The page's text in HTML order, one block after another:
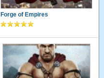
Forge of Empires